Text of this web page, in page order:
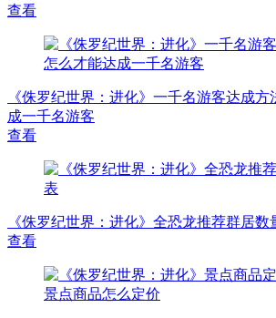
查看
《侏罗纪世界：进化》一千名游客达成
成一千名游客
查看
《侏罗纪世界：进化》全恐龙推荐群居数
查看